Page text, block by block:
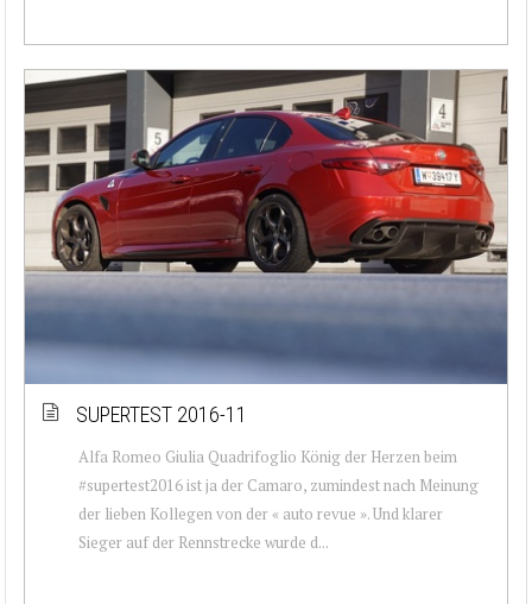
SUPERTEST 2016-11
Alfa Romeo Giulia Quadrifoglio König der Herzen beim
#supertest2016 ist ja der Camaro, zumindest nach Meinung
der lieben Kollegen von der « auto revue ». Und klarer
Sieger auf der Rennstrecke wurde d...